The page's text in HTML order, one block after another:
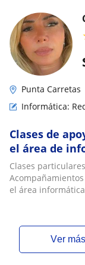
Punta Carretas
Informática:
Clases de
el área de
en general
Clases
el área
ver más